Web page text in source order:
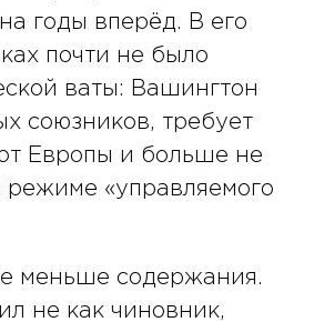
годы вперёд. В его
почти не было
ваты: Вашингтон
союзников, требует
Европы и больше не
режиме «управляемого
меньше содержания.
не как чиновник,